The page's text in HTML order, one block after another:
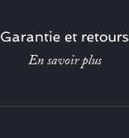
Garantie et retours
En savoir plus